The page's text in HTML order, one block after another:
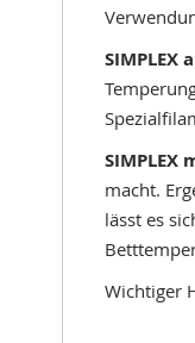
SIMPLEX
SIMPLEX
macht.
lässt es
Wichtiger